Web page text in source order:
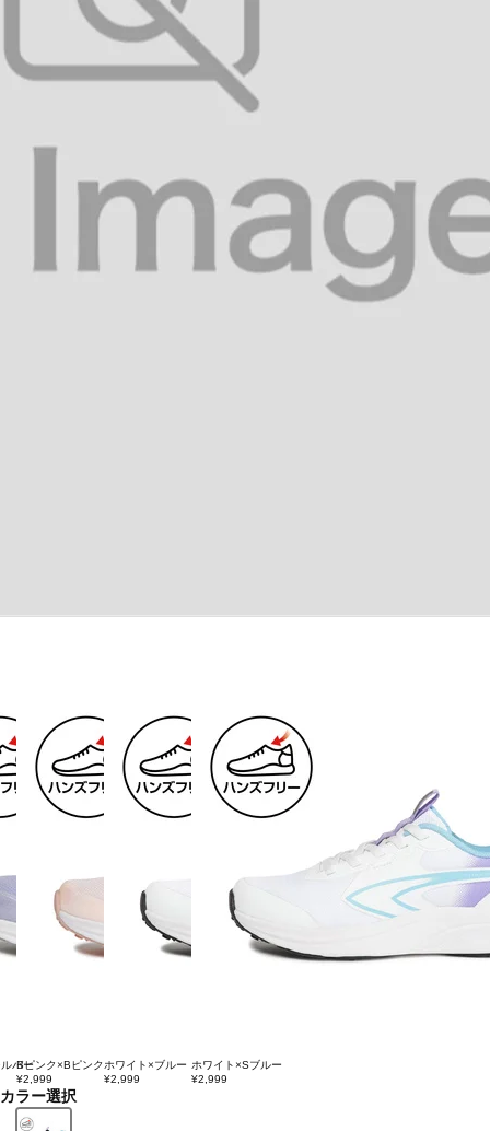
バー
Bピンク×Bピンク
¥2,999
ホワイト×ブルー
¥2,999
ホワイト×Sブルー
¥2,999
カラー選択